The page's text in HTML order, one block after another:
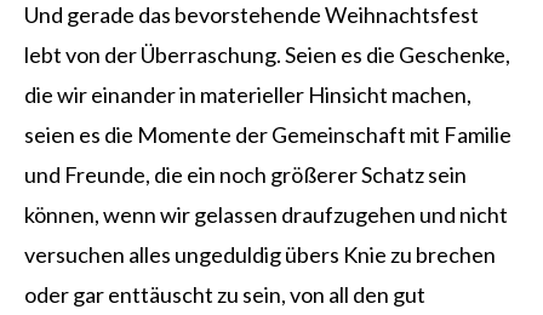
Und gerade das bevorstehende Weihnachtsfest
lebt von der Überraschung. Seien es die Geschenke,
die wir einander in materieller Hinsicht machen,
seien es die Momente der Gemeinschaft mit Familie
und Freunde, die ein noch größerer Schatz sein
können, wenn wir gelassen draufzugehen und nicht
versuchen alles ungeduldig übers Knie zu brechen
oder gar enttäuscht zu sein, von all den gut